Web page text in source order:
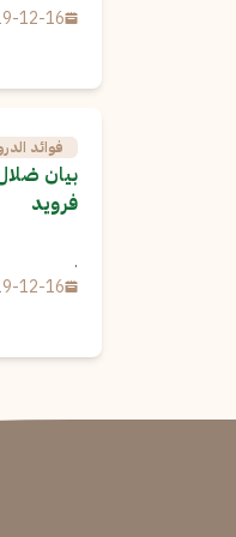
12-16
فوائد
بيان
فرويد
.
12-16